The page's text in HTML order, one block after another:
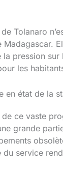
Tolanaro
Madagascar.
la pression sur
les
en état de la
ce vaste
grande
du service